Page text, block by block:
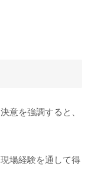
意を強調すると、
場経験を通して得